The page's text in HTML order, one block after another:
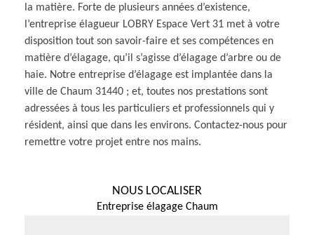
la matière. Forte de plusieurs années d’existence,
l’entreprise élagueur LOBRY Espace Vert 31 met à votre
disposition tout son savoir-faire et ses compétences en
matière d’élagage, qu’il s’agisse d’élagage d’arbre ou de
haie. Notre entreprise d’élagage est implantée dans la
ville de Chaum 31440 ; et, toutes nos prestations sont
adressées à tous les particuliers et professionnels qui y
résident, ainsi que dans les environs. Contactez-nous pour
remettre votre projet entre nos mains.
NOUS LOCALISER
Entreprise élagage Chaum